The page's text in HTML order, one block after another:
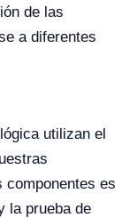
de las
a diferentes
utilizan el
componentes es
la prueba de